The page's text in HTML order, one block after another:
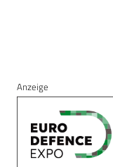
Anzeige